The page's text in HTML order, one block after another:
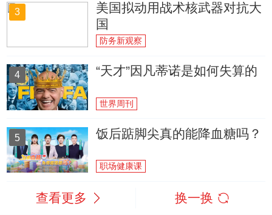
3
美国拟动用战术核武器对抗大
国
防务新观察
4 “天才”因凡蒂诺是如何失算的
世界周刊
5 饭后踮脚尖真的能降血糖吗？
职场健康课
查看更多 换一换